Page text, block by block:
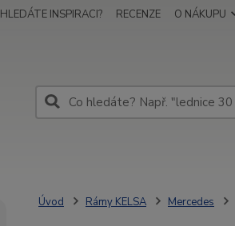
HLEDÁTE INSPIRACI? RECENZE O NÁKUPU
Úvod Rámy KELSA Mercedes